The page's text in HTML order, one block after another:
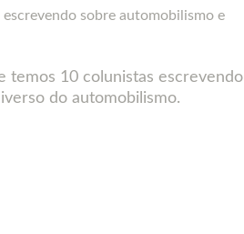
escrevendo sobre automobilismo e
temos 10 colunistas escrevendo
do automobilismo.